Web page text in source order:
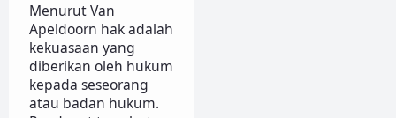
Menurut Van
Apeldoorn hak adalah
kekuasaan yang
diberikan oleh hukum
kepada seseorang
atau badan hukum.